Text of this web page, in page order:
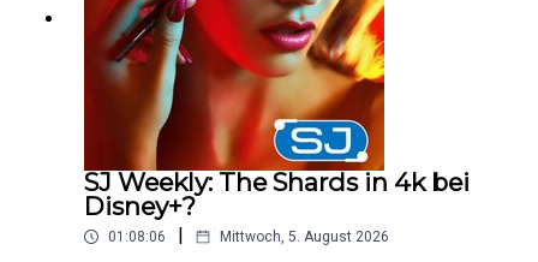
0:05:30 24-Comeback
0:08:30 Scrubs-Revival
0:09:45 Yellowstone-Kram
0:17:30 Wake Up Dead Man
Reviews:
SJ Weekly: The Shards in 4k bei
Disney+?
01:08:06 | Mittwoch, 5. August 2026